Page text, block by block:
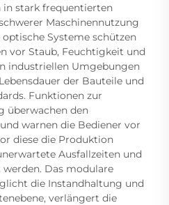
stark frequentierten
Maschinennutzung
Systeme schützen
vor Staub, Feuchtigkeit und
industriellen Umgebungen
der Bauteile und
Funktionen zur
überwachen den
warnen die Bediener vor
diese die Produktion
Ausfallzeiten und
Das modulare
die Instandhaltung und
verlängert die